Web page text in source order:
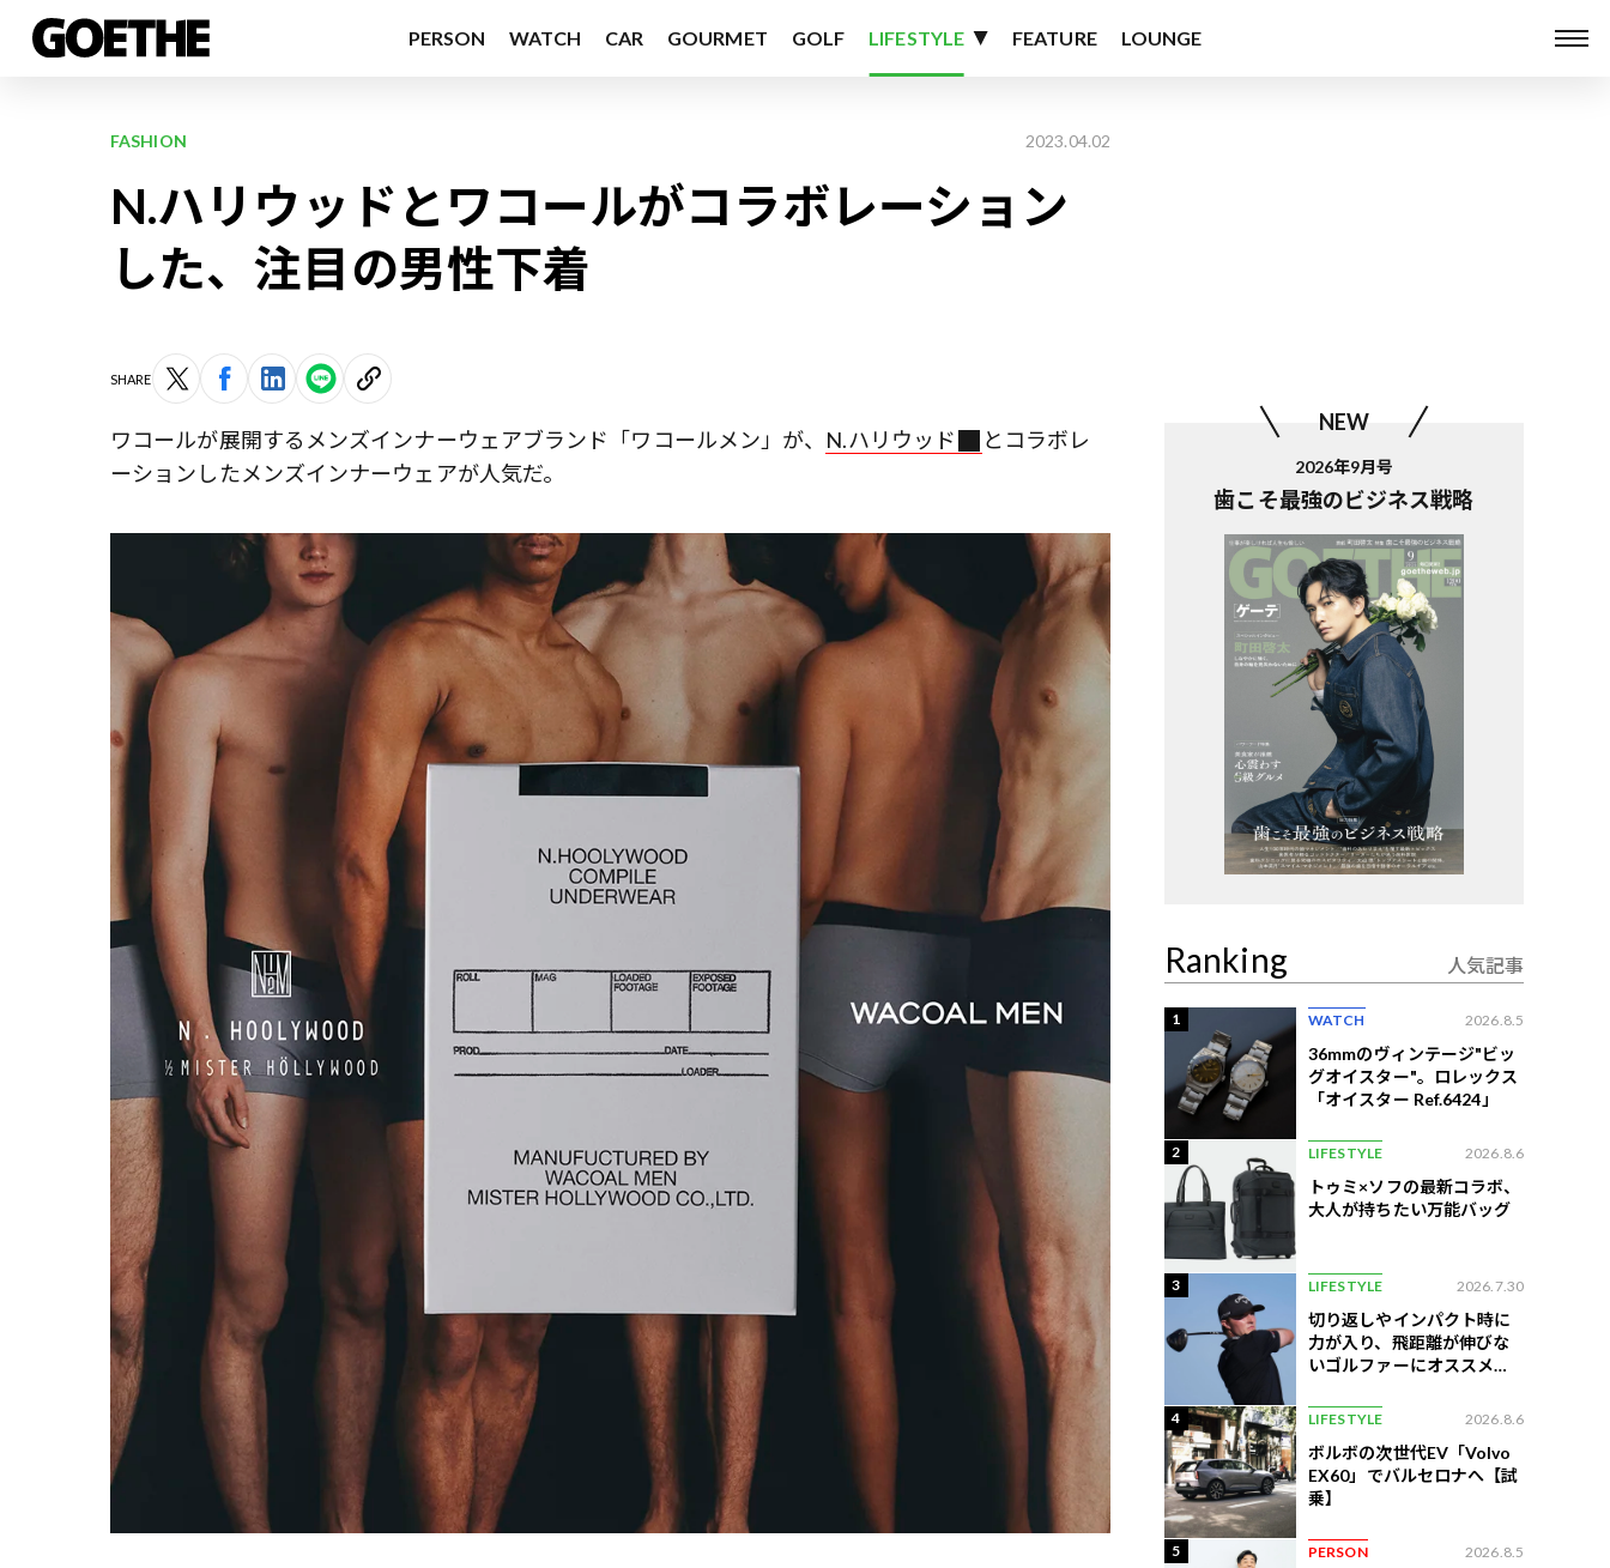
PERSON WATCH CAR GOURMET GOLF LIFESTYLE FEATURE LOUNGE
FASHION 2023.04.02
N.ハリウッドとワコールがコラボレーション
した、注目の男性下着
SHARE
ワコールが展開するメンズインナーウェアブランド「ワコールメン」が、 N.ハリウッド
とコラボレ
ーションしたメンズインナーウェアが人気だ。
NEW
2026年9月号
歯こそ最強のビジネス戦略
Ranking 人気記事
1 WATCH 2026.8.5
36mmのヴィンテージ"ビッ
グオイスター"。ロレックス
「オイスター Ref.6424」
2 LIFESTYLE 2026.8.6
トゥミ×ソフの最新コラボ、
大人が持ちたい万能バッグ
3 LIFESTYLE 2026.7.30
切り返しやインパクト時に
力が入り、飛距離が伸びな
いゴルファーにオススメの
4 LIFESTYLE 2026.8.6
ボルボの次世代EV「Volvo
EX60」でバルセロナへ【試
乗】
5 PERSON 2026.8.5